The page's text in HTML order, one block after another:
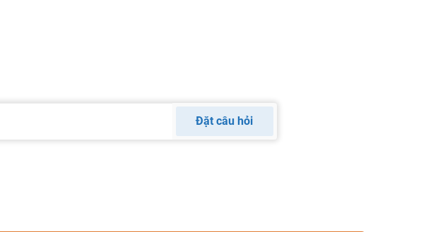
Đặt câu hỏi